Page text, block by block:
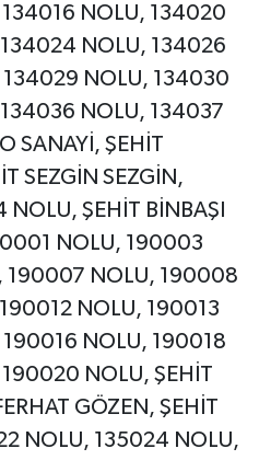
NOLU, 134020
NOLU, 134026
NOLU, 134030
NOLU, 134037
SANAYİ, ŞEHİT
SEZGİN SEZGİN,
ŞEHİT BİNBAŞI
NOLU, 190003
190007 NOLU, 190008
NOLU, 190013
NOLU, 190018
NOLU, ŞEHİT
GÖZEN, ŞEHİT
NOLU, 135024 NOLU,